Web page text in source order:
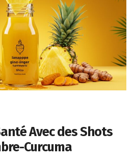
Avec des Shots
Curcuma